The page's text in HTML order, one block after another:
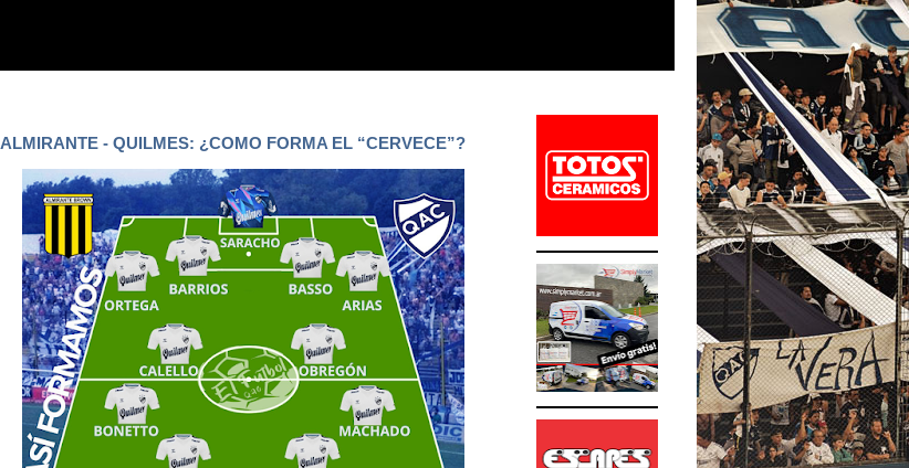
ALMIRANTE - QUILMES: ¿COMO FORMA EL “CERVECE”?